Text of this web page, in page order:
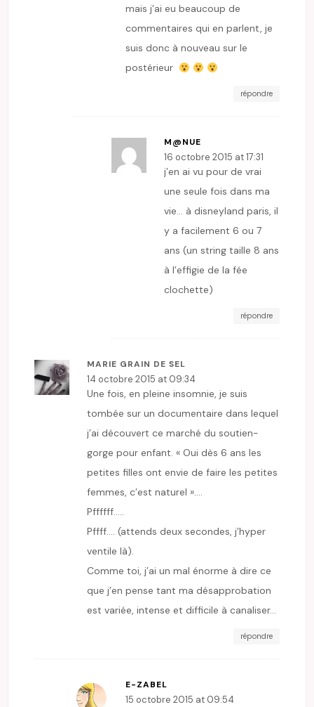
mais j’ai eu beaucoup de
commentaires qui en parlent, je
suis donc à nouveau sur le
postérieur
répondre
M@NUE
16 octobre 2015 at 17:31
j’en ai vu pour de vrai
une seule fois dans ma
vie… à disneyland paris, il
y a facilement 6 ou 7
ans (un string taille 8 ans
à l’effigie de la fée
clochette)
répondre
MARIE GRAIN DE SEL
14 octobre 2015 at 09:34
Une fois, en pleine insomnie, je suis
tombée sur un documentaire dans lequel
j’ai découvert ce marché du soutien-
gorge pour enfant. « Oui dès 6 ans les
petites filles ont envie de faire les petites
femmes, c’est naturel »….
Pffffff…..
Pffff…. (attends deux secondes, j’hyper
ventile là).
Comme toi, j’ai un mal énorme à dire ce
que j’en pense tant ma désapprobation
est variée, intense et difficile à canaliser…
répondre
E-ZABEL
15 octobre 2015 at 09:54